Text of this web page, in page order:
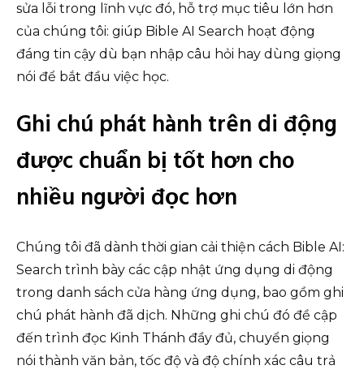
sửa lỗi trong lĩnh vực đó, hỗ trợ mục tiêu lớn hơn
của chúng tôi: giúp Bible AI Search hoạt động
đáng tin cậy dù bạn nhập câu hỏi hay dùng giọng
nói để bắt đầu việc học.
Ghi chú phát hành trên di động
được chuẩn bị tốt hơn cho
nhiều người đọc hơn
Chúng tôi đã dành thời gian cải thiện cách Bible AI:
Search trình bày các cập nhật ứng dụng di động
trong danh sách cửa hàng ứng dụng, bao gồm ghi
chú phát hành đã dịch. Những ghi chú đó đề cập
đến trình đọc Kinh Thánh đầy đủ, chuyển giọng
nói thành văn bản, tốc độ và độ chính xác câu trả